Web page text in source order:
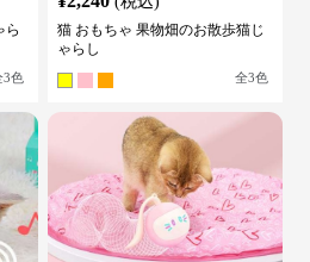
ら
3色
猫 おもちゃ 果物畑のお散歩猫じ
ゃらし
全3色